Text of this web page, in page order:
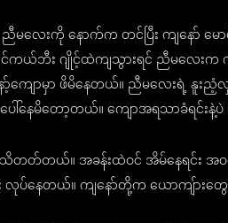
မလေးကို နောက်က တင်ပြီး ကျနော်
ဆိုင်ကယ်ဘီး ဂျိုင့်ထဲကျသွားရင် ညီမလေး
ကျောမှာ ဖိမိနေတယ်။ ညီမလေးရဲ့ နူ
ါ်နေမိတော့တယ်။ ကျောအရသာခံရင်း
း သိတတ်တယ်။ အခန်းထဲဝင် အိမ်နေရ
း လုပ်နေတယ်။ ကျနော်တို့က ယောကျ်ား